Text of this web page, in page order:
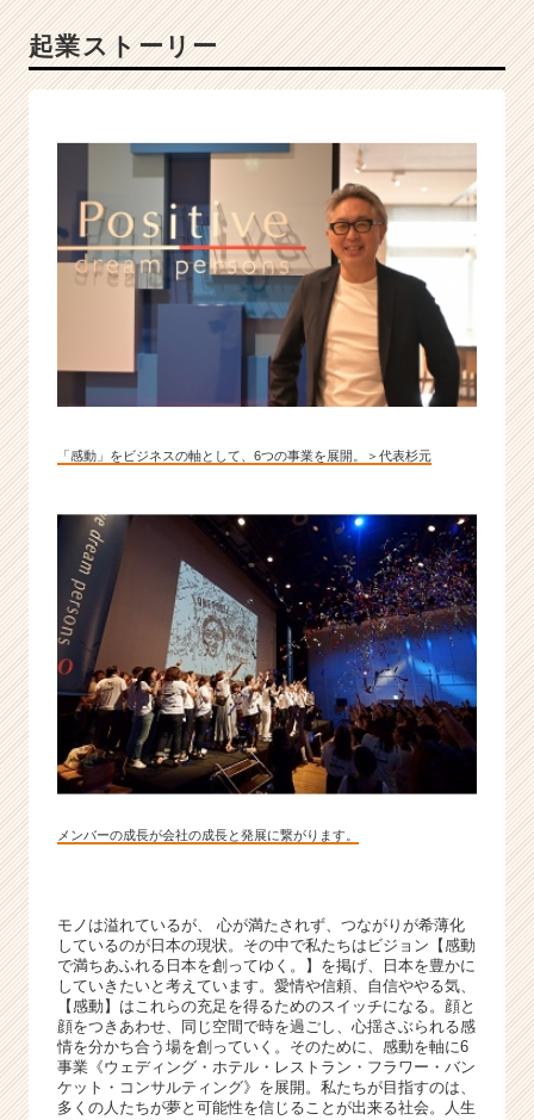
６
事
通
感
動
創
出
の
福
心
豊
か
さ
を
向
上
す
る
ー
ベ
ー・
成
長
企
業
か
ス
起業ストーリー
「感動」をビジネスの軸として、6つの事業を展開。＞代表杉元
メンバーの成長が会社の成長と発展に繋がります。
モノは溢れているが、 心が満たされず、つながりが希薄化
しているのが日本の現状。その中で私たちはビジョン【感動
で満ちあふれる日本を創ってゆく。】を掲げ、日本を豊かに
していきたいと考えています。愛情や信頼、自信ややる気、
【感動】はこれらの充足を得るためのスイッチになる。顔と
顔をつきあわせ、同じ空間で時を過ごし、心揺さぶられる感
情を分かち合う場を創っていく。そのために、感動を軸に6
事業《ウェディング・ホテル・レストラン・フラワー・バン
ケット・コンサルティング》を展開。私たちが目指すのは、
多くの人たちが夢と可能性を信じることが出来る社会。人生